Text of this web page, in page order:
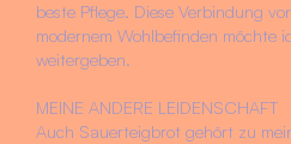
beste Pflege. Diese Verbindung
modernem Wohlbefinden möchte
weitergeben.
MEINE ANDERE LEIDENSCHAFT
Auch Sauerteigbrot gehört zu